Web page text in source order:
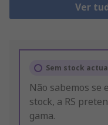
Ver
Sem stock
Não sabemos se
stock, a RS
gama.